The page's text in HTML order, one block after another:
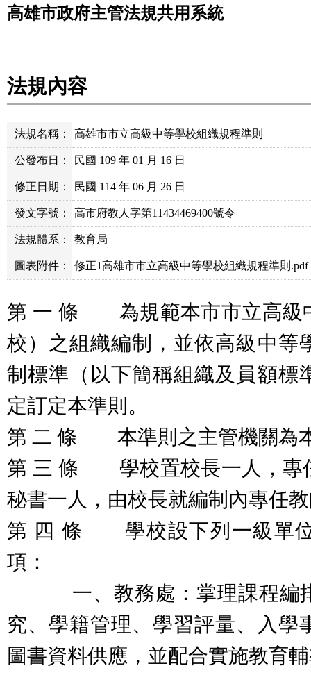
高雄市政府主管法規共用系統
法規內容
法規名稱： 高雄市市立高級中等學校組織規程準則
公發布日： 民國 109 年 01 月 16 日
修正日期： 民國 114 年 06 月 26 日
發文字號： 高市府教人字第11434469400號令
法規體系： 教育局
圖表附件： 修正1高雄市市立高級中等學校組織規程準則.pdf
第 一 條 為規範本市市立高級
校）之組織編制，並依高級中等
制標準（以下簡稱組織及員額標
定訂定本準則。
第 二 條 本準則之主管機關為
第 三 條 學校置校長一人，專
秘書一人，由校長就編制內專任
第 四 條 學校設下列一級單位
項：
一、教務處：掌理課程編排
究、學籍管理、學習評量、入學
圖書資料供應，並配合實施教育